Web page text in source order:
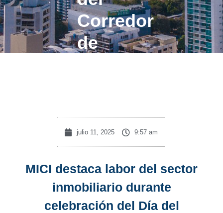
Corredor
de
julio 11, 2025 9:57 am
MICI destaca labor del sector
inmobiliario durante
celebración del Día del